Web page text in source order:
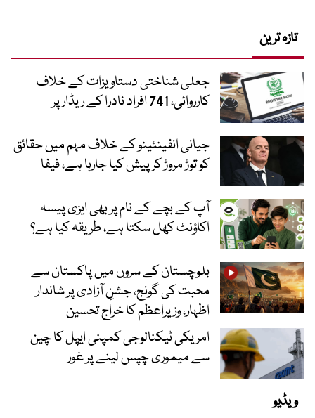
تازہ ترین
جعلی شناختی دستاویزات کے خلاف
کارروائی، 741 افراد نادرا کے ریڈار پر
جیانی انفینٹینو کے خلاف مہم میں حقائق
کو توڑ مروڑ کر پیش کیا جارہا ہے، فیفا
آپ کے بچے کے نام پر بھی ایزی پیسہ
اکاؤنٹ کھل سکتا ہے، طریقہ کیا ہے؟
بلوچستان کے سروں میں پاکستان سے
محبت کی گونج، جشنِ آزادی پر شاندار
اظہار، وزیراعظم کا خراج تحسین
امریکی ٹیکنالوجی کمپنی ایپل کا چین
سے میموری چپس لینے پر غور
ویڈیو